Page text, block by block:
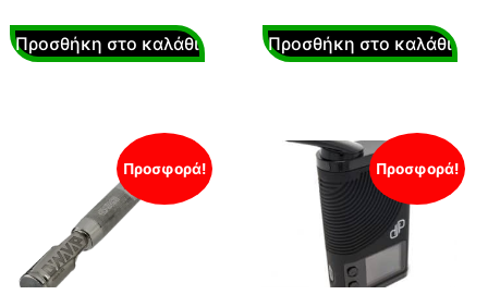
Προσθήκη στο καλάθι Προσθήκη στο καλάθι
Προσφορά! Προσφορά!